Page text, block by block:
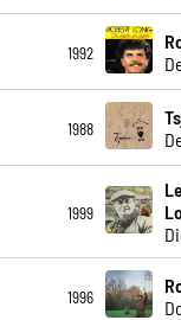
1992
1988
1999
1996